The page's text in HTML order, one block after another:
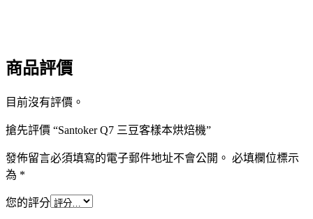
商品評價
目前沒有評價。
搶先評價 “Santoker Q7 三豆客樣本烘焙機”
發佈留言必須填寫的電子郵件地址不會公開。 必填欄位標示
為 *
您的評分